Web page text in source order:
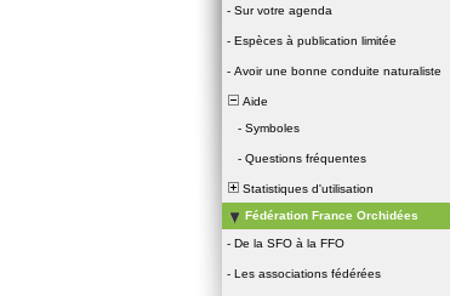
- Sur votre agenda
- Espèces à publication limitée
- Avoir une bonne conduite naturaliste
Aide
- Symboles
- Questions fréquentes
Statistiques d'utilisation
Fédération France Orchidées
- De la SFO à la FFO
- Les associations fédérées